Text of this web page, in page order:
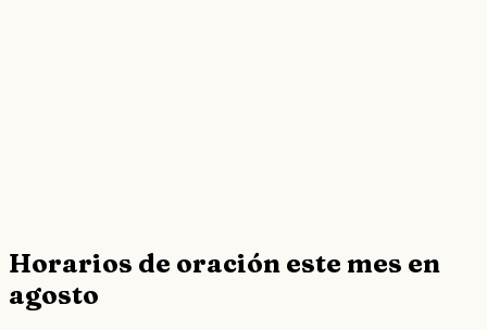
Horarios de oración este mes en
agosto